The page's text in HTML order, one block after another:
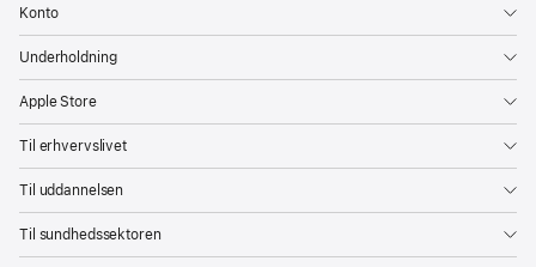
Konto
Underholdning
Apple Store
Til erhvervslivet
Til uddannelsen
Til sundhedssektoren